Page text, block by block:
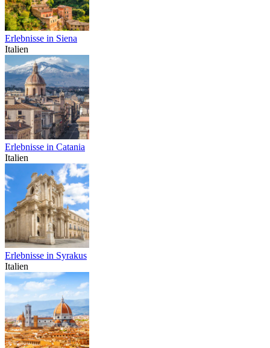
Erlebnisse in Siena
Italien
Erlebnisse in Catania
Italien
Erlebnisse in Syrakus
Italien